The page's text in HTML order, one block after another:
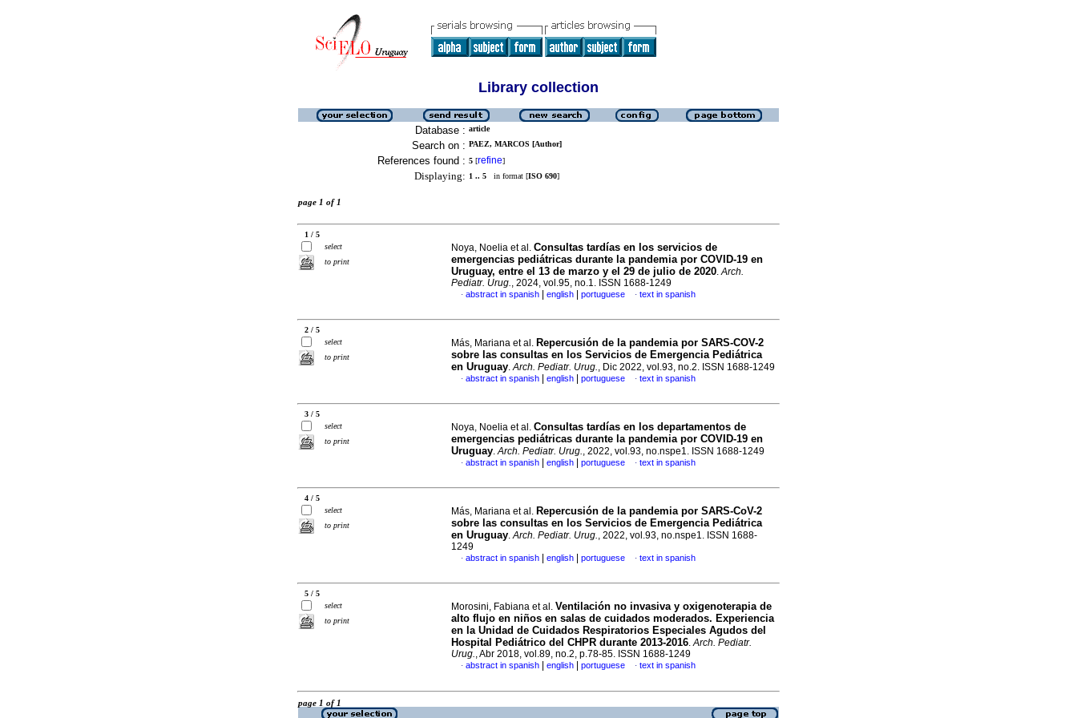
Library collection
Database : article
Search on : PAEZ, MARCOS [Author]
References found : 5 [refine]
Displaying: 1 .. 5 in format [ISO 690]
page 1 of 1
1 / 5
select
to print
Noya, Noelia et al. Consultas tardías en los servicios de
emergencias pediátricas durante la pandemia por COVID-19 en
Uruguay, entre el 13 de marzo y el 29 de julio de 2020.Arch.
Pediatr. Urug., 2024, vol.95, no.1. ISSN 1688-1249
· abstract in spanish english portuguese · text in spanish
2 / 5
select
to print
Más, Mariana et al. Repercusión de la pandemia por SARS-COV-2
sobre las consultas en los Servicios de Emergencia Pediátrica
en Uruguay.Arch. Pediatr. Urug., Dic 2022, vol.93, no.2. ISSN 1688-1249
· abstract in spanish english portuguese · text in spanish
3 / 5
select
to print
Noya, Noelia et al. Consultas tardías en los departamentos de
emergencias pediátricas durante la pandemia por COVID-19 en
Uruguay.Arch. Pediatr. Urug., 2022, vol.93, no.nspe1. ISSN 1688-1249
· abstract in spanish english portuguese · text in spanish
4 / 5
select
to print
Más, Mariana et al. Repercusión de la pandemia por SARS-CoV-2
sobre las consultas en los Servicios de Emergencia Pediátrica
en Uruguay.Arch. Pediatr. Urug., 2022, vol.93, no.nspe1. ISSN 1688-
1249
· abstract in spanish english portuguese · text in spanish
5 / 5
select
to print
Morosini, Fabiana et al. Ventilación no invasiva y oxigenoterapia de
alto flujo en niños en salas de cuidados moderados. Experiencia
en la Unidad de Cuidados Respiratorios Especiales Agudos del
Hospital Pediátrico del CHPR durante 2013-2016.Arch. Pediatr.
Urug., Abr 2018, vol.89, no.2, p.78-85. ISSN 1688-1249
· abstract in spanish english portuguese · text in spanish
page 1 of 1